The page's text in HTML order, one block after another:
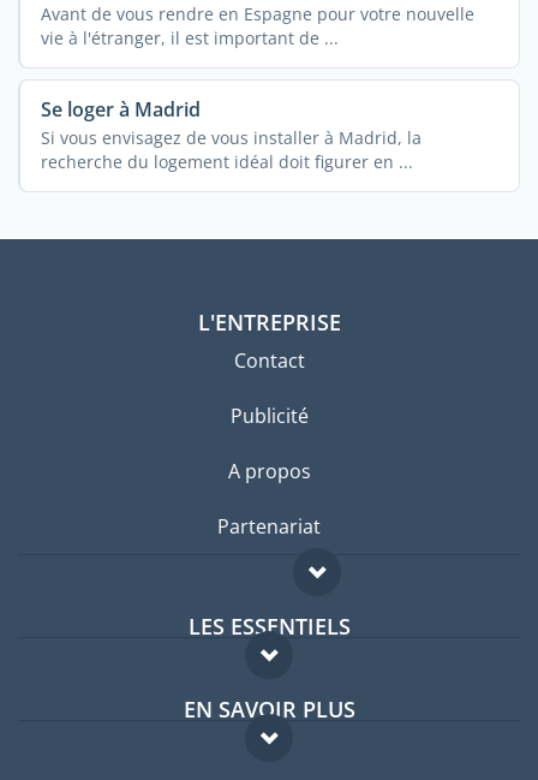
Avant de vous rendre en Espagne pour votre nouvelle
vie à l'étranger, il est important de ...
Se loger à Madrid
Si vous envisagez de vous installer à Madrid, la
recherche du logement idéal doit figurer en ...
L'ENTREPRISE
Contact
Publicité
A propos
Partenariat
LES ESSENTIELS
Forum expatriés
Guides pays
EN SAVOIR PLUS
FAQ